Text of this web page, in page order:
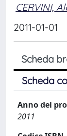
CERVINI,
2011-01-01
Scheda
Scheda
Anno del
2011